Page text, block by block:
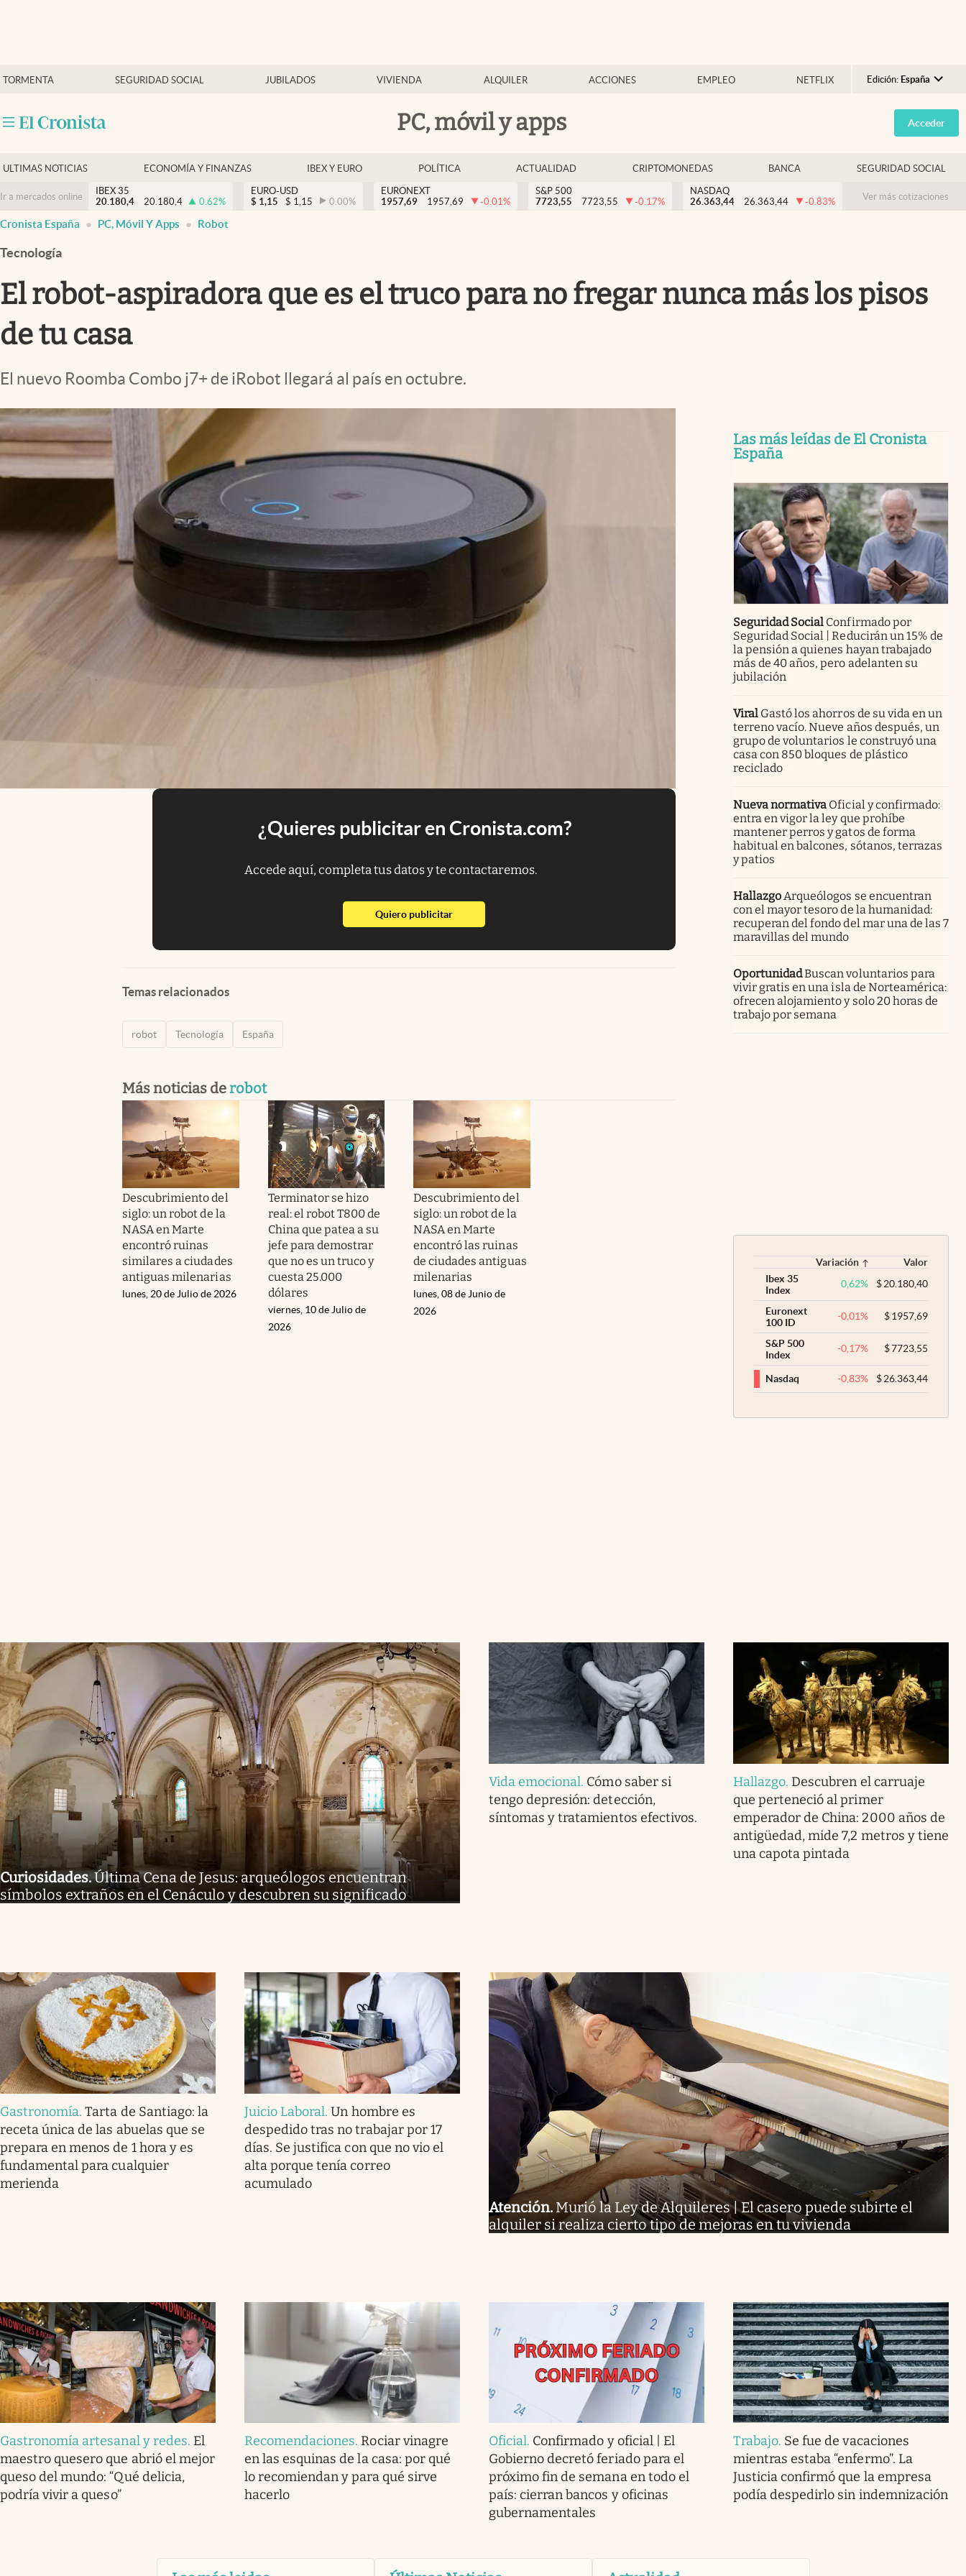
TORMENTA SEGURIDAD SOCIAL JUBILADOS VIVIENDA ALQUILER ACCIONES EMPLEO NETFLIX Edición: España
Argentina
España
USA
Colombia
PC, móvil y apps
Economía y finanzas
Criptomonedas
Acceder
ULTIMAS NOTICIAS ECONOMÍA Y FINANZAS IBEX Y EURO POLÍTICA ACTUALIDAD CRIPTOMONEDAS BANCA SEGURIDAD SOCIAL
Ir a mercados online
IBEX 35
20.180,4
20.180,4 0.62%
EURO-USD
$ 1,15 $ 1,15 0.00%
EURONEXT
1957,69
1957,69 -0.01%
S&P 500
7723,55
7723,55 -0.17%
NASDAQ
26.363,44
26.363,44 -0.83% Ver más cotizaciones
Cronista España PC, Móvil Y Apps Robot
Tecnología
El robot-aspiradora que es el truco para no fregar nunca más los pisos
de tu casa
El nuevo Roomba Combo j7+ de iRobot llegará al país en octubre.
¿Quieres publicitar en Cronista.com?
Accede aquí, completa tus datos y te contactaremos.
Quiero publicitarabre en nueva pestaña
Temas relacionados
robot Tecnología España
Más noticias derobot
Descubrimiento del
siglo: un robot de la
NASA en Marte
encontró ruinas
similares a ciudades
antiguas milenarias
lunes, 20 de Julio de 2026
Terminator se hizo
real: el robot T800 de
China que patea a su
jefe para demostrar
que no es un truco y
cuesta 25.000
dólares
viernes, 10 de Julio de
2026
Descubrimiento del
siglo: un robot de la
NASA en Marte
encontró las ruinas
de ciudades antiguas
milenarias
lunes, 08 de Junio de
2026
Las más leídas de El Cronista
España
Seguridad Social Confirmado por
Seguridad Social | Reducirán un 15% de
la pensión a quienes hayan trabajado
más de 40 años, pero adelanten su
jubilación
Viral Gastó los ahorros de su vida en un
terreno vacío. Nueve años después, un
grupo de voluntarios le construyó una
casa con 850 bloques de plástico
reciclado
Nueva normativa Oficial y confirmado:
entra en vigor la ley que prohíbe
mantener perros y gatos de forma
habitual en balcones, sótanos, terrazas
y patios
HallazgoArqueólogos se encuentran
con el mayor tesoro de la humanidad:
recuperan del fondo del mar una de las 7
maravillas del mundo
OportunidadBuscan voluntarios para
vivir gratis en una isla de Norteamérica:
ofrecen alojamiento y solo 20 horas de
trabajo por semana
Variación
Valor
Ibex 35
Index
0,62% $20.180,40
Euronext
100 ID
-0,01% $1957,69
S&P 500
Index
-0,17% $7723,55
Nasdaq -0,83% $26.363,44
Curiosidades.Última Cena de Jesus: arqueólogos encuentran
símbolos extraños en el Cenáculo y descubren su significado
Vida emocional. Cómo saber si
tengo depresión: detección,
síntomas y tratamientos efectivos.
Hallazgo. Descubren el carruaje
que perteneció al primer
emperador de China: 2000 años de
antigüedad, mide 7,2 metros y tiene
una capota pintada
Gastronomía.Tarta de Santiago: la
receta única de las abuelas que se
prepara en menos de 1 hora y es
fundamental para cualquier
merienda
Juicio Laboral.Un hombre es
despedido tras no trabajar por 17
días. Se justifica con que no vio el
alta porque tenía correo
acumulado
Atención. Murió la Ley de Alquileres | El casero puede subirte el
alquiler si realiza cierto tipo de mejoras en tu vivienda
Gastronomía artesanal y redes. El
maestro quesero que abrió el mejor
queso del mundo: “Qué delicia,
podría vivir a queso”
Recomendaciones. Rociar vinagre
en las esquinas de la casa: por qué
lo recomiendan y para qué sirve
hacerlo
Oficial. Confirmado y oficial | El
Gobierno decretó feriado para el
próximo fin de semana en todo el
país: cierran bancos y oficinas
gubernamentales
Trabajo. Se fue de vacaciones
mientras estaba “enfermo”. La
Justicia confirmó que la empresa
podía despedirlo sin indemnización